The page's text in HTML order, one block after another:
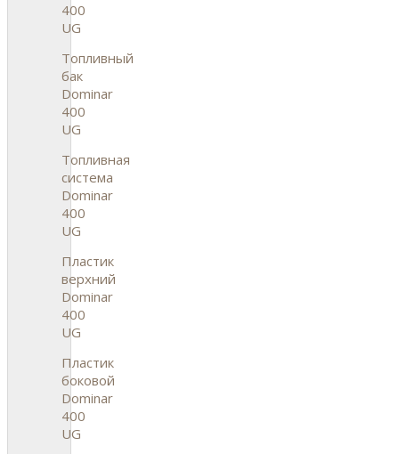
400
UG
Топливный
бак
Dominar
400
UG
Топливная
система
Dominar
400
UG
Пластик
верхний
Dominar
400
UG
Пластик
боковой
Dominar
400
UG